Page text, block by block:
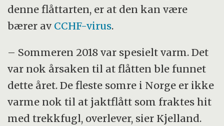
denne flåttarten, er at den kan være
bærer av CCHF-virus.
– Sommeren 2018 var spesielt varm. Det
var nok årsaken til at flåtten ble funnet
dette året. De fleste somre i Norge er ikke
varme nok til at jaktflått som fraktes hit
med trekkfugl, overlever, sier Kjelland.